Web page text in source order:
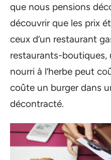
que nous pensions
découvrir que les prix
ceux d’un restaurant
restaurants-boutiques,
nourri à l’herbe peut
coûte un burger dans
décontracté.